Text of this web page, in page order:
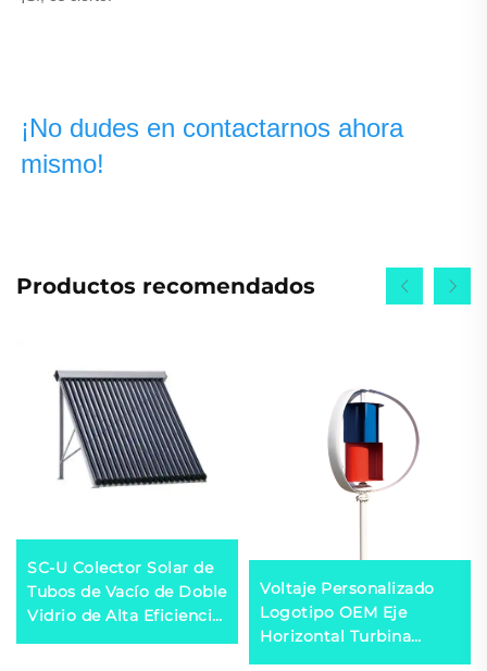
¡No dudes en contactarnos ahora
mismo!
Productos recomendados
SC-U Colector Solar de
Tubos de Vacío de Doble
Vidrio de Alta Eficiencia
Porta-Colectores de
Voltaje Personalizado
Logotipo OEM Eje
Horizontal Turbina
Eólica Generador 100W-